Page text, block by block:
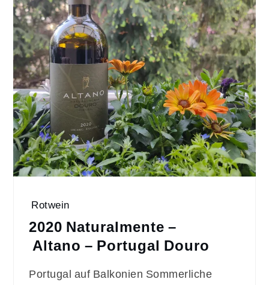
Rotwein
2020 Naturalmente –
Altano – Portugal Douro
Portugal auf Balkonien Sommerliche